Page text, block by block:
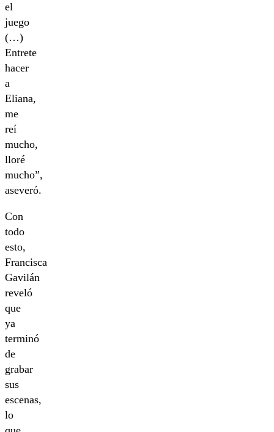
el
juego
(…)
Entrete
hacer
a
Eliana,
me
reí
mucho,
lloré
mucho”,
aseveró.
Con
todo
esto,
Francisca
Gavilán
reveló
que
ya
terminó
de
grabar
sus
escenas,
lo